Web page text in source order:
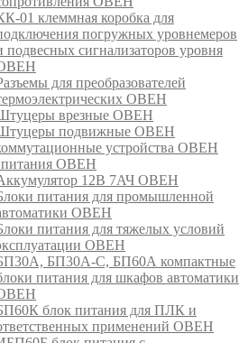
01 клеммная коробка для
погружных уровнемеров
подвесных сигнализаторов уровня
для преобразователей
ОВЕН
врезные ОВЕН
подвижные ОВЕН
устройства ОВЕН
питания ОВЕН
12В 7АЧ ОВЕН
питания для промышленной
ОВЕН
питания для тяжелых условий
ОВЕН
БП30А-С, БП60А компактные
питания для шкафов автоматики
блок питания для ПЛК и
применений ОВЕН